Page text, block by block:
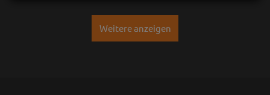
Weitere anzeigen